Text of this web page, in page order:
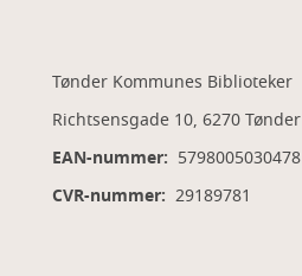
Tønder Kommunes Biblioteker
Richtsensgade 10, 6270 Tønder
EAN-nummer: 5798005030478
CVR-nummer: 29189781